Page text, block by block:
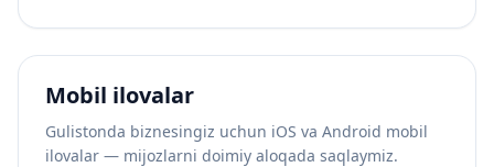
Mobil ilovalar
Gulistonda biznesingiz uchun iOS va Android mobil
ilovalar — mijozlarni doimiy aloqada saqlaymiz.